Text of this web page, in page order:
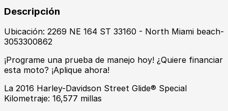
Descripción
Ubicación: 2269 NE 164 ST 33160 - North Miami beach-
3053300862
¡Programe una prueba de manejo hoy! ¿Quiere financiar
esta moto? ¡Aplique ahora!
La 2016 Harley-Davidson Street Glide® Special
Kilometraje: 16,577 millas